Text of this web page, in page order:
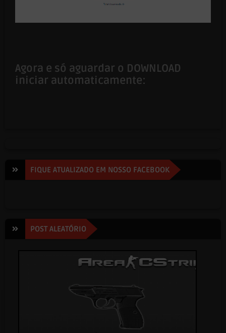
Agora e só aguardar o DOWNLOAD
iniciar automaticamente:
FIQUE ATUALIZADO EM NOSSO FACEBOOK
POST ALEATÓRIO